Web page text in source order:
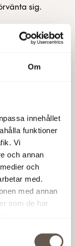
Om
innehållet
funktioner
Vi
och annan
och
med.
med annan
som de har
sig.
man kan ta
ut e-
erbjudas
sig eller bara
fönstren ut
och
som
sin tid högt.